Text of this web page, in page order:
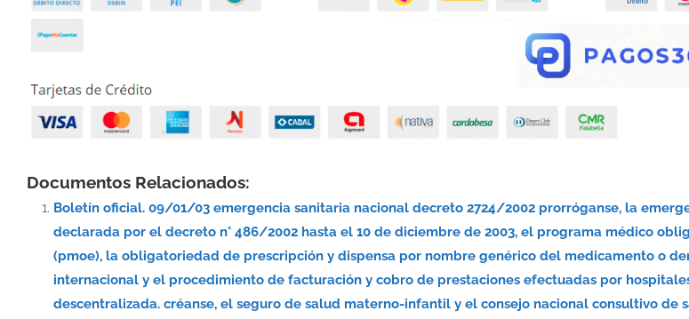
Documentos Relacionados:
Boletín oficial. 09/01/03 emergencia sanitaria nacional decreto 2724/2002 prorróganse, la
declarada por el decreto n° 486/2002 hasta el 10 de diciembre de 2003, el programa médico
(pmoe), la obligatoriedad de prescripción y dispensa por nombre genérico del medicamento o
internacional y el procedimiento de facturación y cobro de prestaciones efectuadas por
descentralizada. créanse, el seguro de salud materno-infantil y el consejo nacional consultivo de